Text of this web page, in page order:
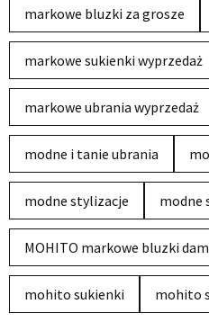
markowe bluzki za grosze
markowe sukienki wyprzedaż
markowe ubrania wyprzedaż
modne i tanie ubrania
modne stylizacje modne
MOHITO markowe bluzki
mohito sukienki mohito